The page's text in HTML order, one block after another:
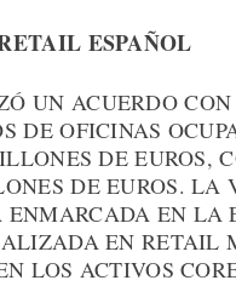
ESPAÑOL
UN ACUERDO CON
DE OFICINAS
DE EUROS,
DE EUROS. LA
ENMARCADA EN LA
EN RETAIL
LOS ACTIVOS